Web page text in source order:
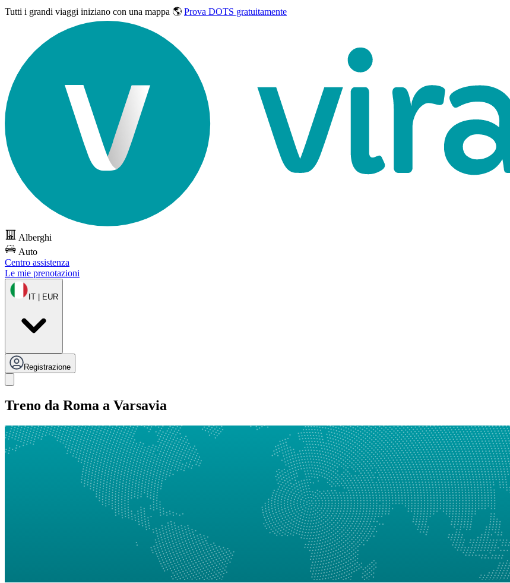
Tutti i grandi viaggi iniziano con una mappa 🌎 Prova DOTS gratuitamente
Alberghi
Auto
Centro assistenza
Le mie prenotazioni
IT | EUR
Registrazione
Treno da Roma a Varsavia